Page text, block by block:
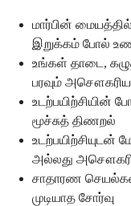
மார்பின்
இறுக்கம் போல்
உங்கள் தாடை,
பரவும்
உடற்பயிற்சியின்
மூச்சுத் திணறல்
உடற்பயிற்சியுடன்
அல்லது
சாதாரண
முடியாத சோர்வு